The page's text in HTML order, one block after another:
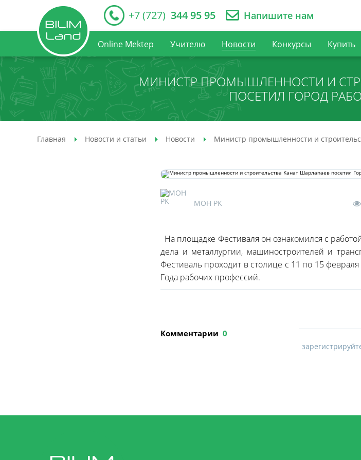
+7 (727) 344 95 95 Напишите нам
Online Mektep Учителю Новости Конкурсы Купить
МИНИСТР ПРОМЫШЛЕННОСТИ И
ПОСЕТИЛ ГОРОД
Главная Новости и статьи Новости Министр промышленности и
МОН РК
На площадке Фестиваля он ознакомился с
дела и металлургии, машиностроителей и
Фестиваль проходит в столице с 11 по 15
Года рабочих профессий.
Комментарии 0